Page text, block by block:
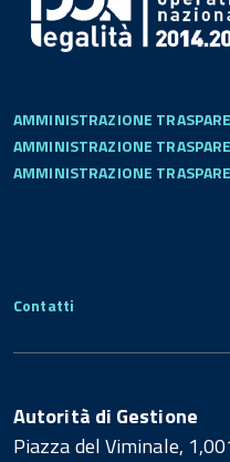
AMMINISTRAZIONE
AMMINISTRAZIONE
AMMINISTRAZIONE
Contatti
Autorità di Gestione
Piazza del Viminale,